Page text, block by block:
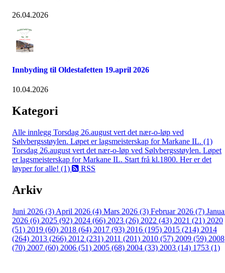
26.04.2026
Innbyding til Oldestafetten 19.april 2026
10.04.2026
Kategori
Alle innlegg Torsdag 26.august vert det nær-o-løp ved
Sølvbergsstøylen. Løpet er lagsmeisterskap for Markane IL. (1)
Torsdag 26.august vert det nær-o-løp ved Sølvbergsstøylen. Løpet
er lagsmeisterskap for Markane IL. Start frå kl.1800. Her er det
løyper for alle! (1)
RSS
Arkiv
Juni 2026 (3) April 2026 (4) Mars 2026 (3) Februar 2026 (7)
2026 (6) 2025 (92) 2024 (66) 2023 (26) 2022 (43) 2021 (21) 2020
(51) 2019 (60) 2018 (64) 2017 (93) 2016 (195) 2015 (214) 2014
(264) 2013 (266) 2012 (231) 2011 (201) 2010 (57) 2009 (59) 2008
(70) 2007 (60) 2006 (51) 2005 (68) 2004 (33) 2003 (14) 1753 (1)